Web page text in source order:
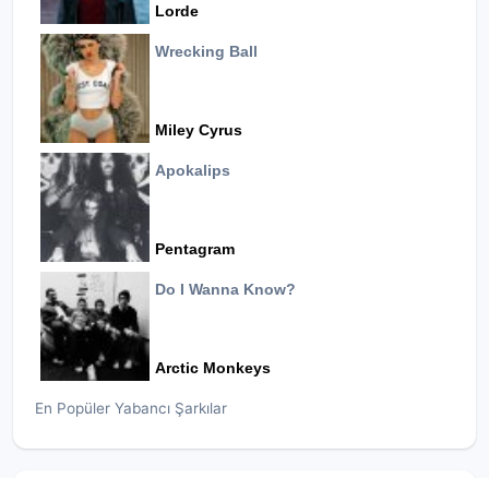
Lorde
Wrecking Ball
Miley Cyrus
Apokalips
Pentagram
Do I Wanna Know?
Arctic Monkeys
En Popüler Yabancı Şarkılar